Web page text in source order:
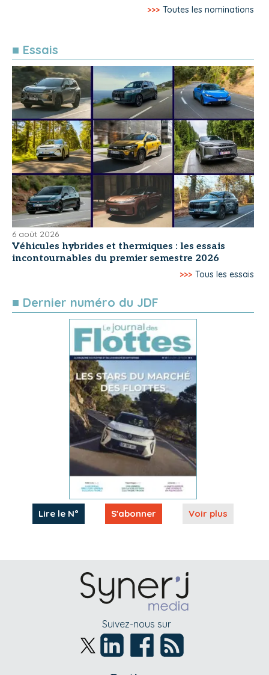
>>> Toutes les nominations
■ Essais
6 août 2026
Véhicules hybrides et thermiques : les essais
incontournables du premier semestre 2026
>>> Tous les essais
■ Dernier numéro du JDF
Lire le N° S'abonner Voir plus
Suivez-nous sur